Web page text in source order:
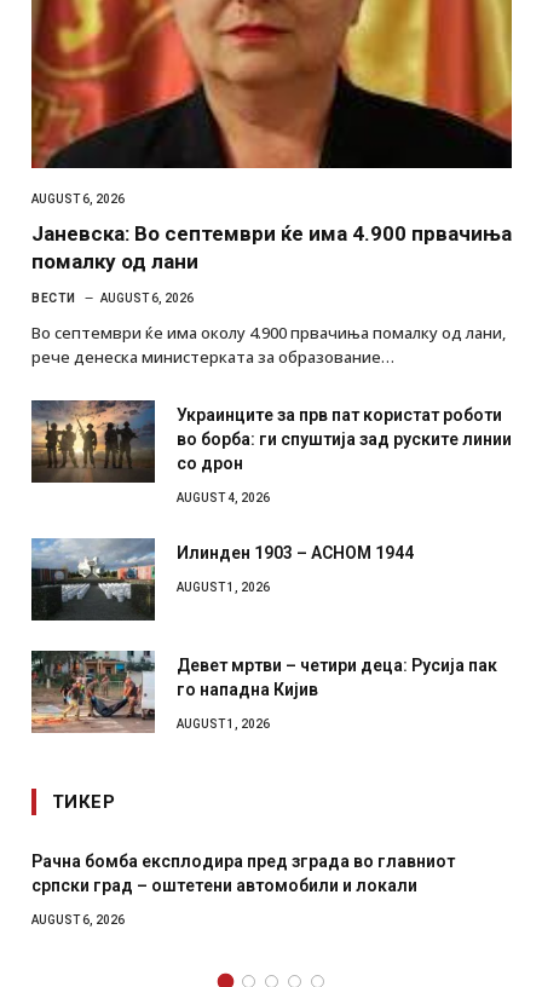
AUGUST 6, 2026
Јаневска: Во септември ќе има 4.900 првачиња
помалку од лани
ВЕСТИ AUGUST 6, 2026
Во септември ќе има околу 4.900 првачиња помалку од лани,
рече денеска министерката за образование…
Украинците за прв пат користат роботи
во борба: ги спуштија зад руските линии
со дрон
AUGUST 4, 2026
Илинден 1903 – АСНОМ 1944
AUGUST 1, 2026
Девет мртви – четири деца: Русија пак
го нападна Кијив
AUGUST 1, 2026
ТИКЕР
пред зграда во главниот
автомобили и локали
И Данска се
месечна воена